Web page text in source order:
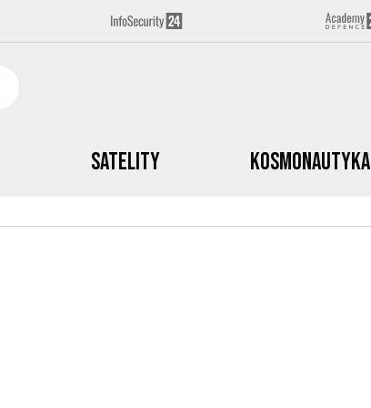
Satelity Kosmonautyka